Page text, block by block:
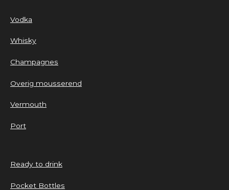
Vodka
Whisky
Champagnes
Overig mousserend
Vermouth
Port
Ready to drink
Pocket Bottles